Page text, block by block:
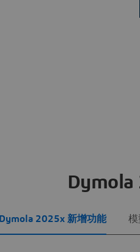
Dymola
Dymola 2025x 新增功能 模